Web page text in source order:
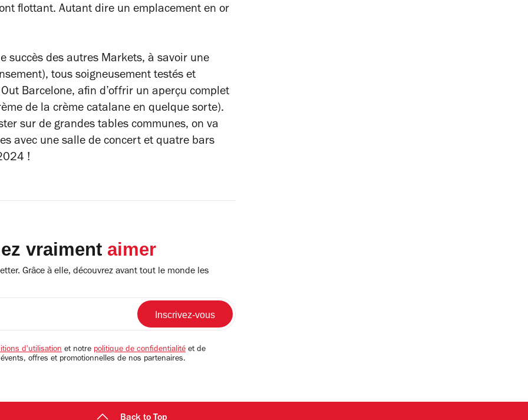
flottant. Autant dire un emplacement en or
succès des autres Markets, à savoir une
tous soigneusement testés et
Barcelone, afin d’offrir un aperçu complet
de la crème catalane en quelque sorte).
sur de grandes tables communes, on va
avec une salle de concert et quatre bars
!
vraiment aimer
Grâce à elle, découvrez avant tout le monde les
d'utilisation et notre politique de confidentialité et de
offres et promotionnelles de nos partenaires.